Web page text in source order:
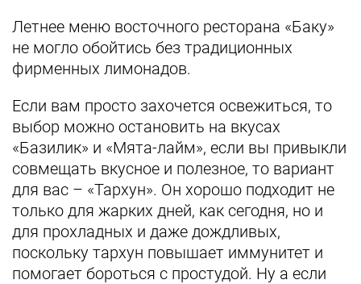
Летнее меню восточного ресторана «Баку»
не могло обойтись без традиционных
фирменных лимонадов.
Если вам просто захочется освежиться, то
выбор можно остановить на вкусах
«Базилик» и «Мята-лайм», если вы привыкли
совмещать вкусное и полезное, то вариант
для вас – «Тархун». Он хорошо подходит не
только для жарких дней, как сегодня, но и
для прохладных и даже дождливых,
поскольку тархун повышает иммунитет и
помогает бороться с простудой. Ну а если